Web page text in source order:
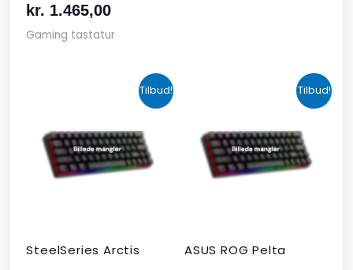
kr. 1.465,00
Gaming tastatur
Tilbud!
SteelSeries Arctis
oprindelige
pris
var:
kr. 424,00.
aktuelle
pris
er:
kr. 349,00.
Tilbud!
ASUS ROG Pelta
oprindelige
pris
var:
kr.
aktuelle
pris
er:
kr. 679,00.